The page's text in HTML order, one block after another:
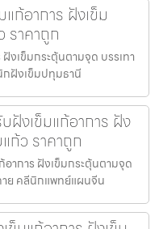
ก้อาการ ฝังเข็ม
ราคาถูก
งเข็มกระตุ้นตามจุด บรรเทา
กฝังเข็มปทุมธานี
งเข็มแก้อาการ ฝัง
ก้ว ราคาถูก
าการ ฝังเข็มกระตุ้นตามจุด
าย คลีนิกแพทย์แผนจีน